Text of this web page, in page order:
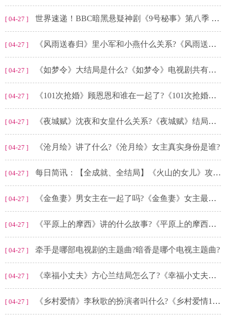
[ 04-27 ] 世界速递！BBC暗黑悬疑神剧《9号秘事》第八季 4月28日强势回归 烧脑剧情、明星阵容双双升级
[ 04-27 ] 《风雨送春归》里小军和小燕什么关系?《风雨送春归》里结局是什么?
[ 04-27 ] 《如梦令》大结局是什么?《如梦令》电视剧共有多少集?
[ 04-27 ] 《101次抢婚》顾恩恩和谁在一起了?《101次抢婚》盛世和谁结婚了?
[ 04-27 ] 《夜城赋》沈夜和女皇什么关系?《夜城赋》结局是什么?
[ 04-27 ] 《沧月绘》讲了什么?《沧月绘》女主真实身份是谁?
[ 04-27 ] 每日简讯：【全成就、全结局】《火山的女儿》攻略图文·下-迷失攻略组
[ 04-27 ] 《金鱼妻》男女主在一起了吗?《金鱼妻》女主最后和谁在一起了?
[ 04-27 ] 《平原上的摩西》讲的什么故事?《平原上的摩西》真相是什么?
[ 04-27 ] 牵手是哪部电视剧的主题曲?暗香是哪个电视主题曲?
[ 04-27 ] 《幸福小丈夫》方心兰结局怎么了?《幸福小丈夫》讲的什么?
[ 04-27 ] 《乡村爱情》李秋歌的扮演者叫什么?《乡村爱情15》李秋歌嫁给谁了?